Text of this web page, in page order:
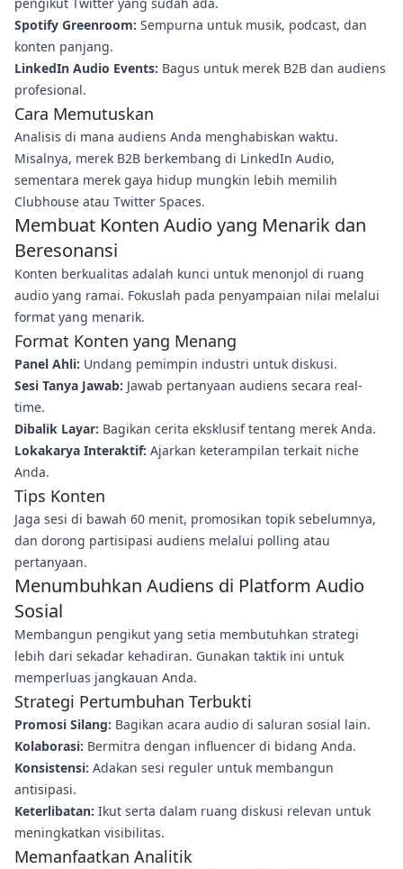
pengikut Twitter yang sudah ada.
Spotify Greenroom: Sempurna untuk musik, podcast, dan
konten panjang.
LinkedIn Audio Events: Bagus untuk merek B2B dan audiens
profesional.
Cara Memutuskan
Analisis di mana audiens Anda menghabiskan waktu.
Misalnya, merek B2B berkembang di LinkedIn Audio,
sementara merek gaya hidup mungkin lebih memilih
Clubhouse atau Twitter Spaces.
Membuat Konten Audio yang Menarik dan
Beresonansi
Konten berkualitas adalah kunci untuk menonjol di ruang
audio yang ramai. Fokuslah pada penyampaian nilai melalui
format yang menarik.
Format Konten yang Menang
Panel Ahli: Undang pemimpin industri untuk diskusi.
Sesi Tanya Jawab: Jawab pertanyaan audiens secara real-
time.
Dibalik Layar: Bagikan cerita eksklusif tentang merek Anda.
Lokakarya Interaktif: Ajarkan keterampilan terkait niche
Anda.
Tips Konten
Jaga sesi di bawah 60 menit, promosikan topik sebelumnya,
dan dorong partisipasi audiens melalui polling atau
pertanyaan.
Menumbuhkan Audiens di Platform Audio
Sosial
Membangun pengikut yang setia membutuhkan strategi
lebih dari sekadar kehadiran. Gunakan taktik ini untuk
memperluas jangkauan Anda.
Strategi Pertumbuhan Terbukti
Promosi Silang: Bagikan acara audio di saluran sosial lain.
Kolaborasi: Bermitra dengan influencer di bidang Anda.
Konsistensi: Adakan sesi reguler untuk membangun
antisipasi.
Keterlibatan: Ikut serta dalam ruang diskusi relevan untuk
meningkatkan visibilitas.
Memanfaatkan Analitik